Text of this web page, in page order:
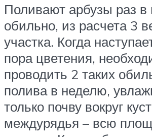
Поливают арбузы раз в
обильно, из расчета 3
участка. Когда
пора цветения,
проводить 2 таких
полива в неделю,
только почву вокруг
междурядья – всю